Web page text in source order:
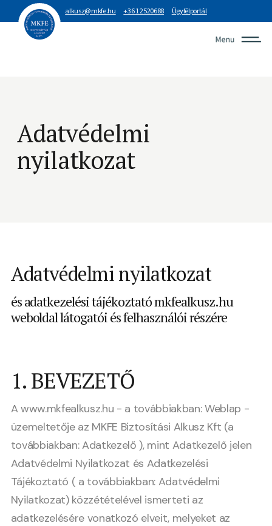
alkusz@mkfe.hu +36 1 2520688 Ügyfélportál
Adatvédelmi
nyilatkozat
Adatvédelmi nyilatkozat
és adatkezelési tájékoztató mkfealkusz.hu
weboldal látogatói és felhasználói részére
1. BEVEZETŐ
A www.mkfealkusz.hu - a továbbiakban: Weblap -
üzemeltetője az MKFE Biztosítási Alkusz Kft (a
továbbiakban: Adatkezelő ), mint Adatkezelő jelen
Adatvédelmi Nyilatkozat és Adatkezelési
Tájékoztató ( a továbbiakban: Adatvédelmi
Nyilatkozat) közzétételével ismerteti az
adatkezelésére vonatkozó elveit, melyeket az